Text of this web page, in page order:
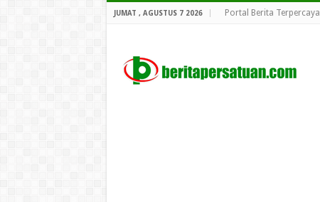
JUMAT , AGUSTUS 7 2026 Portal Berita Terpercaya